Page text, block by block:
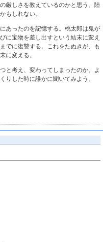
厳しさを教えているのかと思う。陸
もしれない。
あったのを記憶する。桃太郎は鬼が
に宝物を差し出すという結末に変え
でに復讐する。これをたぬきが、も
に変える。
と考え、変わってしまったのか、よ
りした時に誰かに聞いてみよう。